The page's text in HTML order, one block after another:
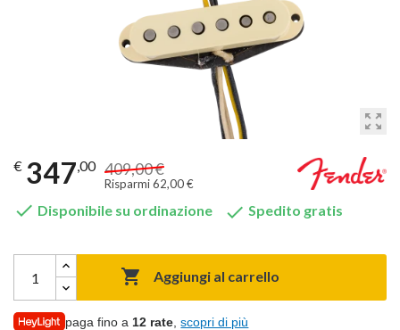
zoom_out_map
€ 347,00 409,00 €
Risparmi 62,00 €
 Disponibile su ordinazione  Spedito gratis
 Aggiungi al carrello
paga fino a 12 rate ,scopri di più